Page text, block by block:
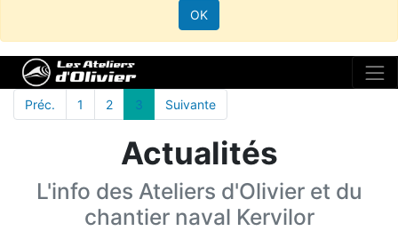
OK
Préc. 1 2 3 Suivante
Actualités
L'info des Ateliers d'Olivier et du
chantier naval Kervilor